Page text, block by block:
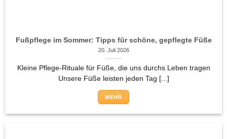
Fußpflege im Sommer: Tipps für schöne, gepflegte Füße
20. Juli 2026
Kleine Pflege-Rituale für Füße, die uns durchs Leben tragen
Unsere Füße leisten jeden Tag [...]
MEHR